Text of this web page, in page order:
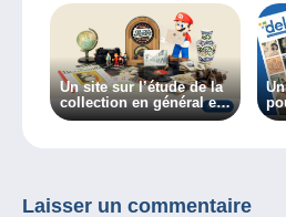
Un site sur l’étude de la
collection en général et
des collectionneurs en
Laisser un commentaire